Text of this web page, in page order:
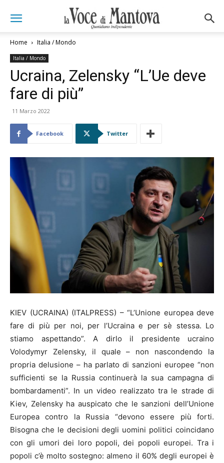
Home Italia / Mondo
Italia / Mondo
Ucraina, Zelensky “L’Ue deve
fare di più”
11 Marzo 2022
Facebook Twitter
KIEV (UCRAINA) (ITALPRESS) – “L’Unione europea deve
fare di più per noi, per l’Ucraina e per sè stessa. Lo
stiamo aspettando”. A dirlo il presidente ucraino
Volodymyr Zelensky, il quale – non nascondendo la
propria delusione – ha parlato di sanzioni europee “non
sufficienti se la Russia continuerà la sua campagna di
bombardamenti”. In un video realizzato tra le strade di
Kiev, Zelensky ha auspicato che le sanzioni dell’Unione
Europea contro la Russia “devono essere più forti.
Bisogna che le decisioni degli uomini politici coincidano
con gli umori dei loro popoli, dei popoli europei. Tra i
popoli c’è molto sostegno: almeno il 60% degli europei è